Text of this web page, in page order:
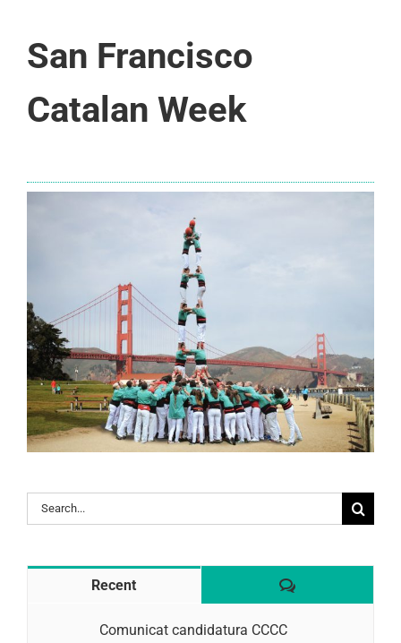
San Francisco
Catalan Week
Search
for:
Recent Comentaris
Comunicat candidatura CCCC